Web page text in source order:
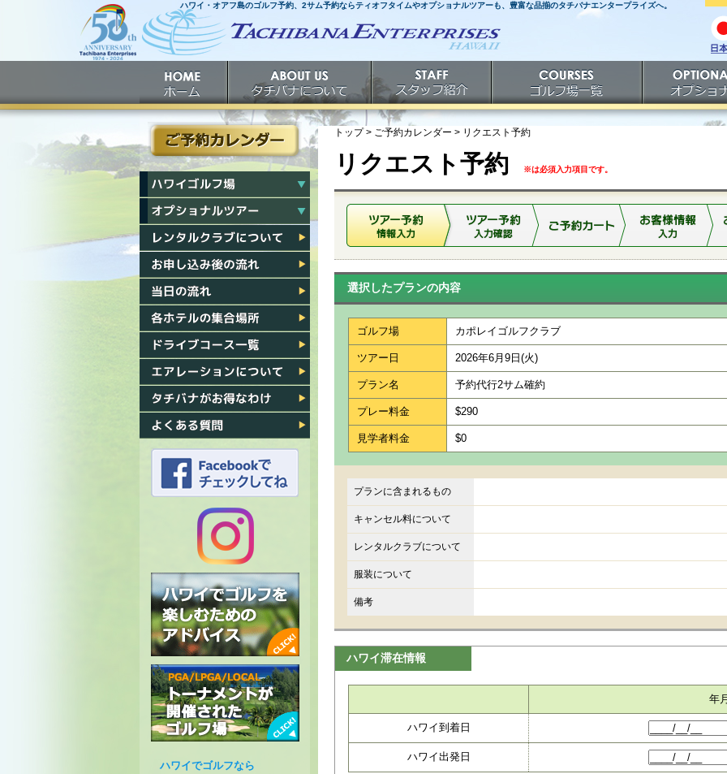
ハワイ・オアフ島のゴルフ予約、2サム予約ならティオフタイムやオプショナルツアーも、豊富な品揃のタチバナエンタープライズへ。
日
語
ホーム タチバナについて スタッフ紹介 ゴルフ場一覧 オプショナルツ
ご予約カレンダー
ハワイゴルフ場一覧
ハワイオプショナルツアー一覧
レンタルクラブについて
お申し込み後の流れ
当日の流れ
各ホテル集合場所
各ゴルフ場への行き方
エアレーション
タチバナがお得なわけ
よくある質問
タチバナのFacebook
タチバナの
Instagram
ハワイでゴルフを楽しむための
アドバイス
フ場
ハワイでゴルフなら
トップ> ご予約カレンダー > リクエスト予約
リクエスト予約 ※は必須入力項目です。
選択したプランの内容
ゴルフ場 カポレイゴルフクラブ
ツアー日 2026年6月9日(火)
プラン名 予約代行2サム確約
プレー料金 $290
見学者料金 $0
プランに含まれるもの
キャンセル料について
レンタルクラブについて
服装について
備考
ハワイ滞在情報
年
ハワイ到着日
ハワイ出発日